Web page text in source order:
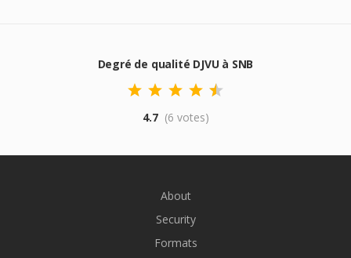
Degré de qualité DJVU à SNB
4.7 (6 votes)
About
Security
Formats